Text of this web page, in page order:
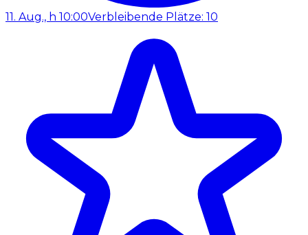
11. Aug., h 10:00Verbleibende Plätze: 10